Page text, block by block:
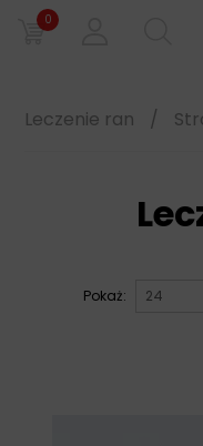
0
Leczenie ran /
Pokaż: